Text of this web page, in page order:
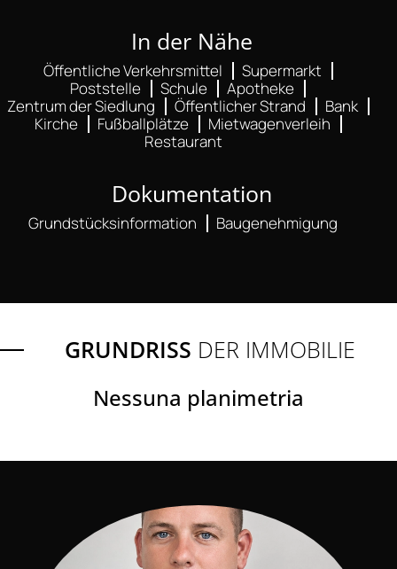
In der Nähe
Öffentliche Verkehrsmittel
Supermarkt
Poststelle
Schule
Apotheke
Zentrum der Siedlung
Öffentlicher Strand
Bank
Kirche
Fußballplätze
Mietwagenverleih
Restaurant
Dokumentation
Grundstücksinformation Baugenehmigung
GRUNDRISS DER IMMOBILIE
Nessuna planimetria